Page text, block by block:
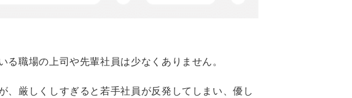
職場の上司や先輩社員は少なくありません。
厳しくしすぎると若手社員が反発してしまい、優し